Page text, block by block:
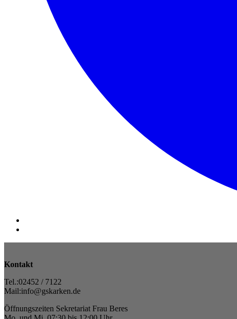
Kontakt
Tel.:02452 / 7122
Mail:info@gskarken.de
Öffnungszeiten Sekretariat Frau Beres